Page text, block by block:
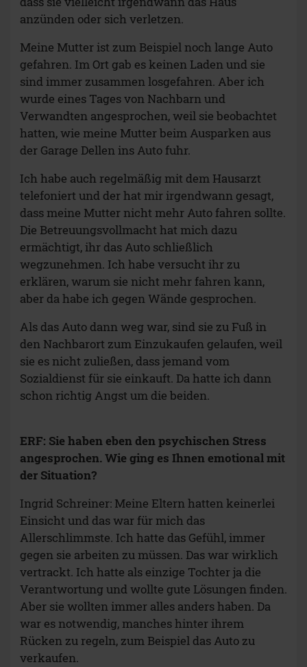
anzünden oder sich verletzen.
Meine Mutter ist zum Beispiel noch lange Auto
gefahren. Im Ort gab es keinen Laden und sie
sind immer zusammen losgefahren. Aber ich
wurde eines Tages von Nachbarn und
Verwandten angesprochen, weil sie beobachtet
hatten, wie meine Mutter beim Ausparken aus
der Garage Dellen ins Auto fuhr.
Ich habe auch regelmäßig mit dem Hausarzt
telefoniert und der hat mir irgendwann gesagt,
dass meine Mutter nicht mehr Auto fahren sollte.
Die Betreuungsvollmacht hat mich dazu
ermächtigt, ihr das Auto schließlich
wegzunehmen. Ich habe versucht ihr zu
erklären, warum sie nicht mehr fahren kann,
aber da habe ich gegen Wände gesprochen.
Als das Auto dann weg war, sind sie zu Fuß in
den Nachbarort zum Einzukaufen gelaufen, weil
sie es nicht zuließen, dass jemand vom
Sozialdienst für sie einkauft. Da hatte ich dann
schon richtig Angst um die beiden.
ERF: Sie haben eben den psychischen Stress
angesprochen. Wie ging es Ihnen emotional mit
der Situation?
Ingrid Schreiner: Meine Eltern hatten keinerlei
Einsicht und das war für mich das
Allerschlimmste. Ich hatte das Gefühl, immer
gegen sie arbeiten zu müssen. Das war wirklich
vertrackt. Ich hatte als einzige Tochter ja die
Verantwortung und wollte gute Lösungen finden.
Aber sie wollten immer alles anders haben. Da
war es notwendig, manches hinter ihrem
Rücken zu regeln, zum Beispiel das Auto zu
verkaufen.